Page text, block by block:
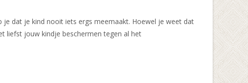
je dat je kind nooit iets ergs meemaakt. Hoewel je weet dat
liefst jouw kindje beschermen tegen al het